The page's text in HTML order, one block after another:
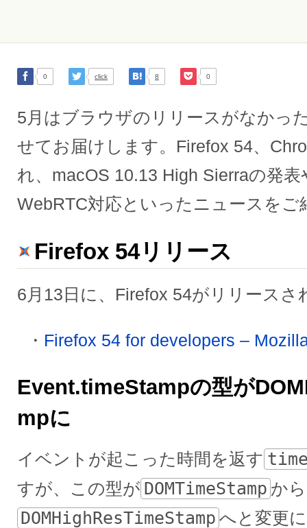
0 click 8 0
5月はブラウザのリリースがなかっ
せてお届けします。Firefox 54、
れ、macOS 10.13 High Sierraの発表
WebRTC対応といったニュースをご
Firefox 54リリース
6月13日に、Firefox 54がリリースさ
Firefox 54 for developers –
Event.timeStampの型が
mpに
イベントが起こった時間を返す
すが、この型が DOMTimeStamp から
DOMHighResTimeStamp へと変更